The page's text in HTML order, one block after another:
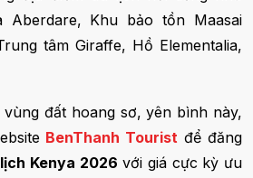
Aberdare, Khu bảo tồn Maasai
tâm Giraffe, Hồ Elementalia,
đất hoang sơ, yên bình này,
BenThanh Tourist để đăng
Kenya 2026 với giá cực kỳ ưu